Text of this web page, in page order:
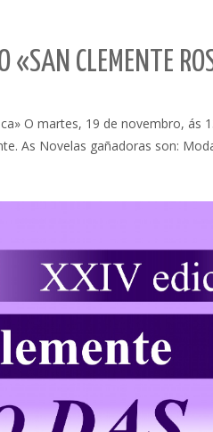
«SAN CLEMENTE
O martes, 19 de novembro,
As Novelas gañadoras son: